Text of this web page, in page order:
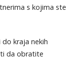
s kojima ste
kraja nekih
da obratite